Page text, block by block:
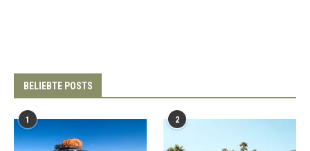
BELIEBTE POSTS
1 2